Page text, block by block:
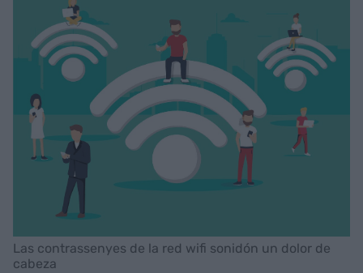
Las contrassenyes de la red wifi sonidón un dolor de
cabeza